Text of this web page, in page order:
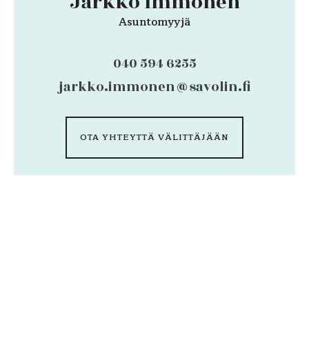
Asuntomyyjä
040 594 6255
jarkko.immonen@savolin.fi
OTA YHTEYTTÄ VÄLITTÄJÄÄN